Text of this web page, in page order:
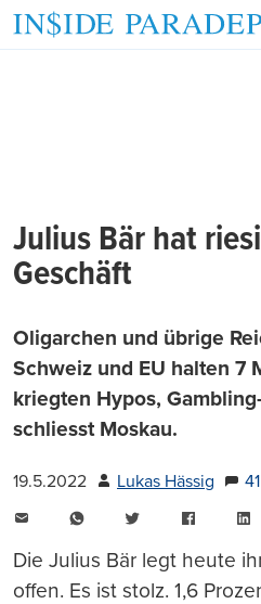
Julius Bär hat
Geschäft
Oligarchen und übrige
Schweiz und EU halten 7
kriegten Hypos,
schliesst Moskau.
19.5.2022 Lukas Hässig 41
WhatsAppTwitter Facebook
Die Julius Bär legt heute
offen. Es ist stolz. 1,6